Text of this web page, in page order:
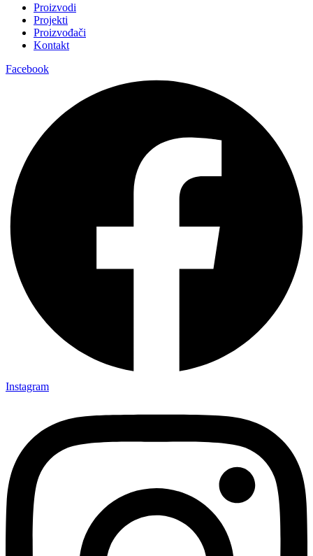
Proizvodi
Projekti
Proizvođači
Kontakt
Facebook
Instagram